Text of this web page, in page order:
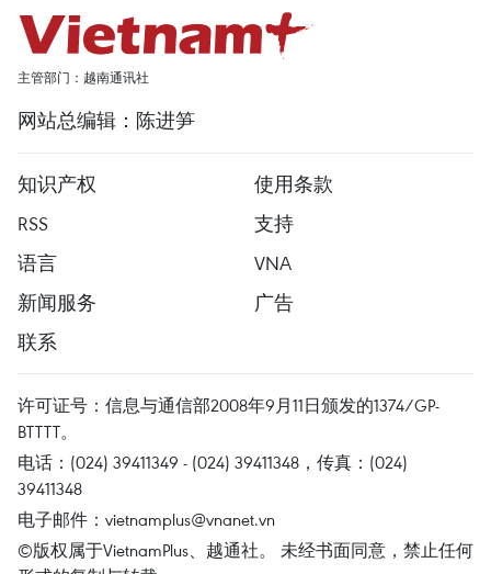
主管部门：越南通讯社
网站总编辑：陈进笋
知识产权
使用条款
RSS
支持
语言
VNA
新闻服务
广告
联系
许可证号：信息与通信部2008年9月11日颁发的1374/GP-
BTTTT。
电话：(024) 39411349 - (024) 39411348，传真：(024)
39411348
电子邮件： vietnamplus@vnanet.vn
©版权属于VietnamPlus、越通社。 未经书面同意，禁止任何